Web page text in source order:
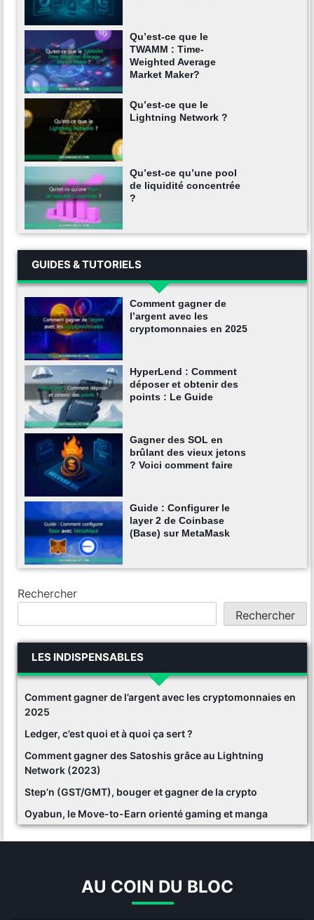
Qu’est-ce que le
TWAMM : Time-
Weighted Average
Market Maker?
Qu’est-ce que le
Lightning Network ?
Qu’est-ce qu’une pool
de liquidité concentrée
?
GUIDES & TUTORIELS
Comment gagner de
l’argent avec les
cryptomonnaies en 2025
HyperLend : Comment
déposer et obtenir des
points : Le Guide
Gagner des SOL en
brûlant des vieux jetons
? Voici comment faire
Guide : Configurer le
layer 2 de Coinbase
(Base) sur MetaMask
Rechercher
Rechercher
LES INDISPENSABLES
Comment gagner de l’argent avec les cryptomonnaies en
2025
Ledger, c’est quoi et à quoi ça sert ?
Comment gagner des Satoshis grâce au Lightning
Network (2023)
Step’n (GST/GMT), bouger et gagner de la crypto
Oyabun, le Move-to-Earn orienté gaming et manga
AU COIN DU BLOC